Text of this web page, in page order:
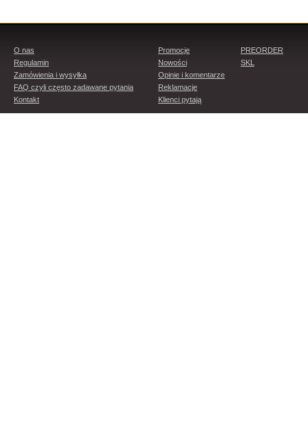
O nas
Regulamin
Zamówienia i wysyłka
FAQ czyli często zadawane pytania
Kontakt
Promocje
Nowości
Opinie i komentarze
Reklamacje
Klienci pytają
PREORDER
SKL